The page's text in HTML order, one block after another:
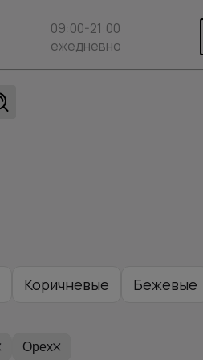
09:00-21:00
ежедневно
Коричневые
Бежевые
Орех